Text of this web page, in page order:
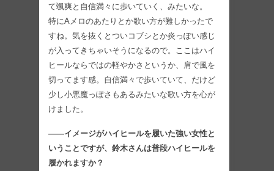
て颯爽と自信満々に歩いていく、みたいな。
特にAメロのあたりとか歌い方が難しかったで
すね。気を抜くとついコブシとか炎っぽい感じ
が入ってきちゃいそうになるので。ここはハイ
ヒールならではの軽やかさというか、肩で風を
切ってます感。自信満々で歩いていて、だけど
少し小悪魔っぽさもあるみたいな歌い方を心が
けました。
――イメージがハイヒールを履いた強い女性と
いうことですが、鈴木さんは普段ハイヒールを
履かれますか？